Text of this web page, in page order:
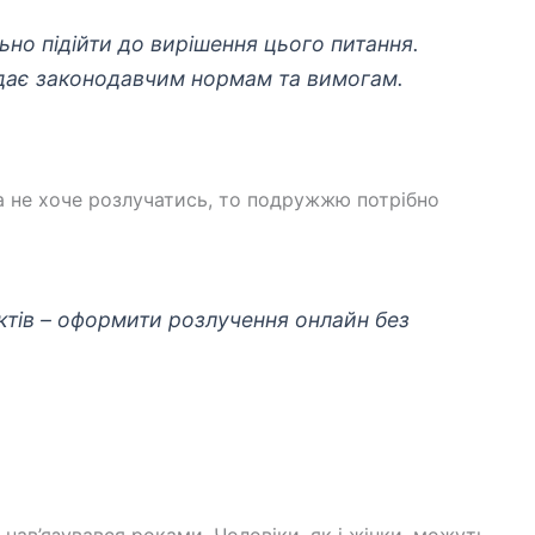
підійти до вирішення цього питання.
законодавчим нормам та вимогам.
хоче розлучатись, то подружжю потрібно
– оформити розлучення онлайн без